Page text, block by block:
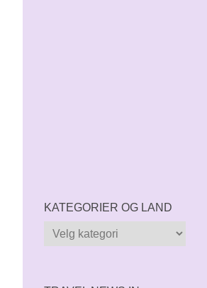
KATEGORIER OG LAND
Kategorier